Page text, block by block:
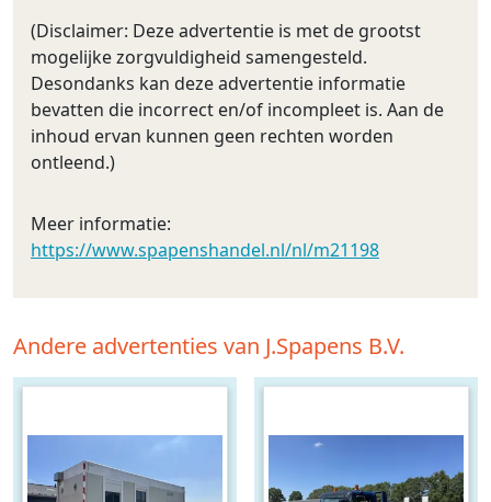
(Disclaimer: Deze advertentie is met de grootst
mogelijke zorgvuldigheid samengesteld.
Desondanks kan deze advertentie informatie
bevatten die incorrect en/of incompleet is. Aan de
inhoud ervan kunnen geen rechten worden
ontleend.)
Meer informatie:
https://www.spapenshandel.nl/nl/m21198
Andere advertenties van J.Spapens B.V.